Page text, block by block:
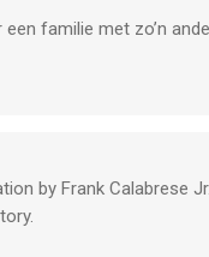
familie met zo’n
by Frank Calabrese
USA Roadtrip, I